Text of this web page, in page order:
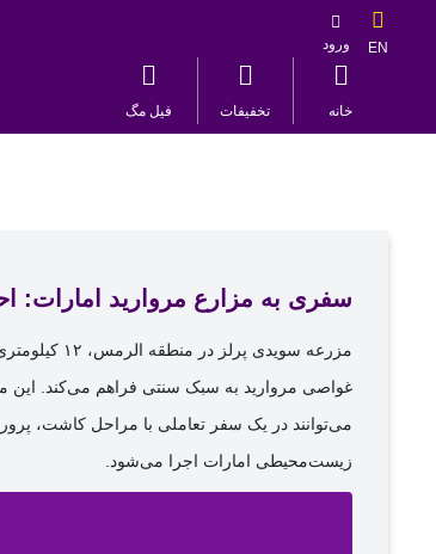
ورود EN
فیل مگ تخفیفات خانه
سفری به مزارع مروارید امارات:
مزرعه سویدی
غواصی مروارید به سبک سنتی فراهم می‌کند. این
می‌توانند در یک سفر تعاملی با مراحل کاشت،
زیست‌محیطی امارات اجرا می‌شود.